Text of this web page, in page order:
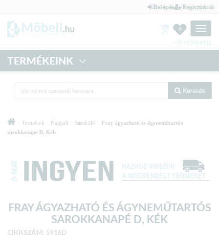
Belépés Regisztráció
Toggle
0
+36 20 318 8122
TERMÉKEINK
Keresés
Termékek Nappali Sarokülő
Fray ágyazható és ágyneműtartós
sarokkanapé D, Kék
FRAY ÁGYAZHATÓ ÉS ÁGYNEMŰTARTÓS
SAROKKANAPÉ D, KÉK
CIKKSZÁM: 5916D